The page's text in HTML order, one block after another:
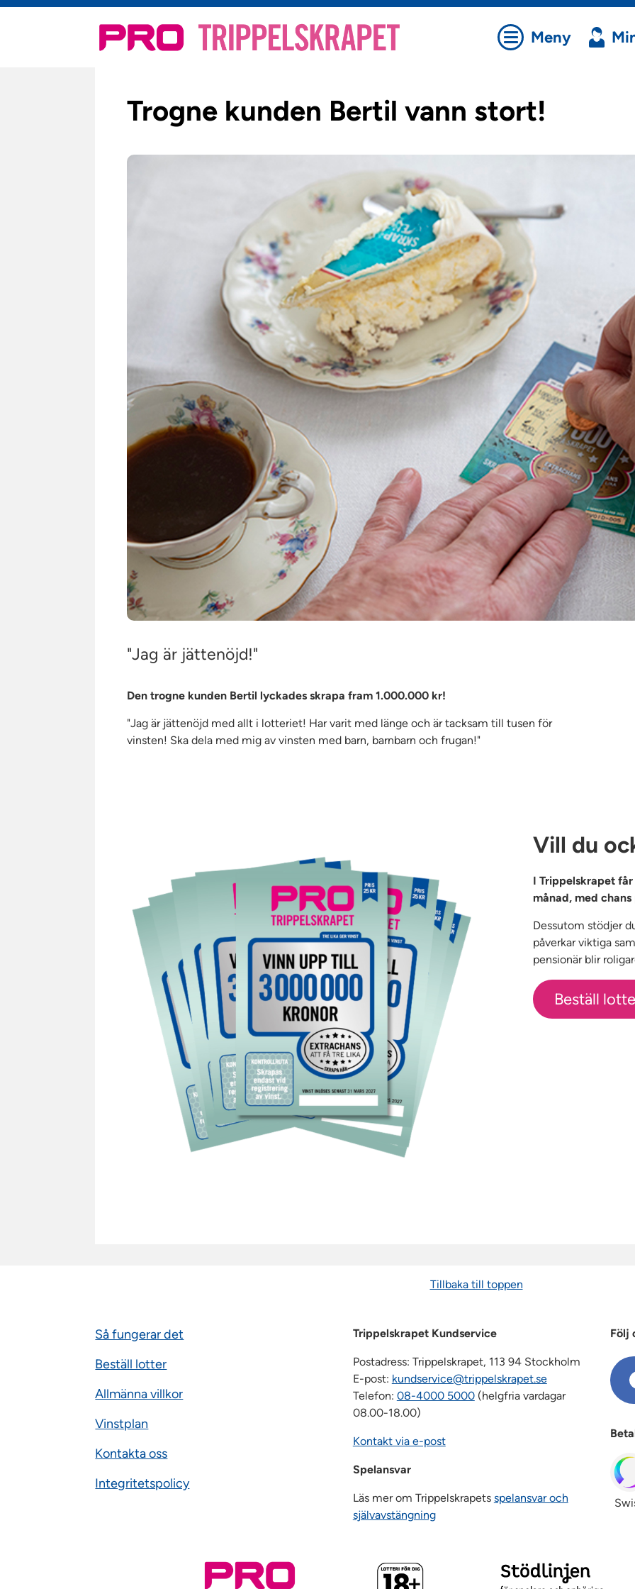
Meny
Trogne kunden Bertil vann stort!
"Jag är jättenöjd!"
Den trogne kunden Bertil lyckades skrapa fram 1.000.000 kr!
"Jag är jättenöjd med allt i lotteriet! Har varit med länge och är tacksam till tusen för
vinsten! Ska dela med mig av vinsten med barn, barnbarn och frugan!"
Vill du
I Trippelskrapet
månad, med
Dessutom stödjer
påverkar viktiga
pensionär blir
Beställ
Tillbaka till toppen
Så fungerar det
Beställ lotter
Allmänna villkor
Vinstplan
Kontakta oss
Integritetspolicy
Trippelskrapet Kundservice
Postadress: Trippelskrapet, 113 94 Stockholm
E-post: kundservice@trippelskrapet.se
Telefon: 08-4000 5000(helgfria vardagar
08.00-18.00)
Kontakt via e-post
Spelansvar
Läs mer om Trippelskrapets spelansvar och
självavstängning
Följ